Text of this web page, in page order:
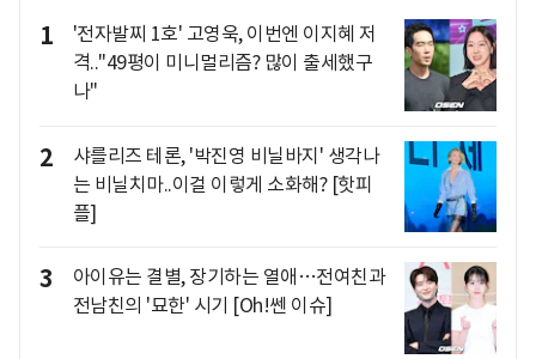
1
'전자발찌 1호' 고영욱, 이번엔 이지혜 저
격.."49평이 미니멀리즘? 많이 출세했구
나"
2
샤를리즈 테론, '박진영 비닐바지' 생각나
는 비닐치마..이걸 이렇게 소화해? [핫피
플]
3
아이유는 결별, 장기하는 열애…전여친과
전남친의 '묘한' 시기 [Oh!쎈 이슈]